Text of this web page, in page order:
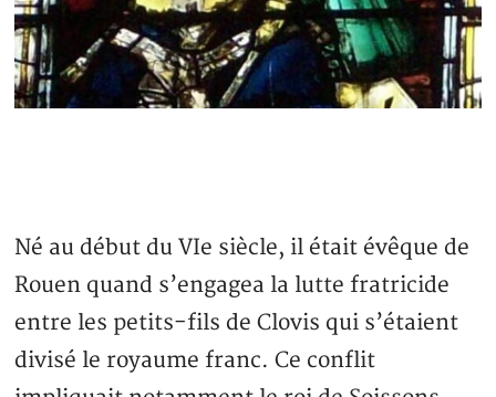
Né au début du VIe siècle, il était évêque de
Rouen quand s’engagea la lutte fratricide
entre les petits-fils de Clovis qui s’étaient
divisé le royaume franc. Ce conflit